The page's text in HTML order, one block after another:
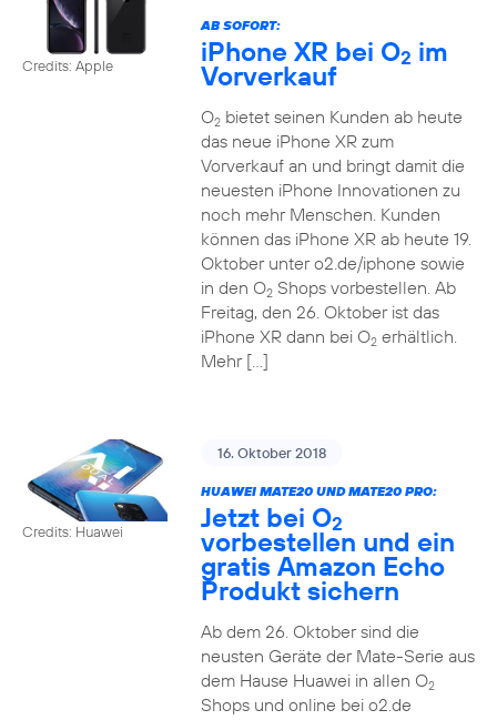
Credits: Apple
AB SOFORT:
iPhone XR bei O2 im
Vorverkauf
O2bietet seinen Kunden ab heute
das neue iPhone XR zum
Vorverkauf an und bringt damit die
neuesten iPhone Innovationen zu
noch mehr Menschen. Kunden
können das iPhone XR ab heute 19.
Oktober unter o2.de/iphone sowie
in den O2Shops vorbestellen. Ab
Freitag, den 26. Oktober ist das
iPhone XR dann bei O2erhältlich.
Mehr […]
Credits: Huawei
16. Oktober 2018
HUAWEI MATE20 UND MATE20 PRO:
Jetzt bei O2
vorbestellen und ein
gratis Amazon Echo
Produkt sichern
Ab dem 26. Oktober sind die
neusten Geräte der Mate-Serie aus
dem Hause Huawei in allen O2
Shops und online bei o2.de